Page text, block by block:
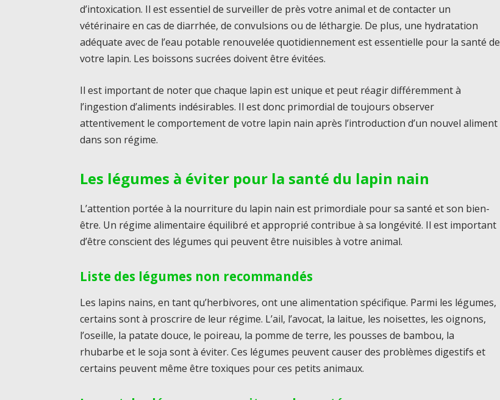
d’intoxication. Il est essentiel de surveiller de près votre animal et de contacter un
vétérinaire en cas de diarrhée, de convulsions ou de léthargie. De plus, une hydratation
adéquate avec de l’eau potable renouvelée quotidiennement est essentielle pour la santé de
votre lapin. Les boissons sucrées doivent être évitées.
Il est important de noter que chaque lapin est unique et peut réagir différemment à
l’ingestion d’aliments indésirables. Il est donc primordial de toujours observer
attentivement le comportement de votre lapin nain après l’introduction d’un nouvel aliment
dans son régime.
Les légumes à éviter pour la santé du lapin nain
L’attention portée à la nourriture du lapin nain est primordiale pour sa santé et son bien-
être. Un régime alimentaire équilibré et approprié contribue à sa longévité. Il est important
d’être conscient des légumes qui peuvent être nuisibles à votre animal.
Liste des légumes non recommandés
Les lapins nains, en tant qu’herbivores, ont une alimentation spécifique. Parmi les légumes,
certains sont à proscrire de leur régime. L’ail, l’avocat, la laitue, les noisettes, les oignons,
l’oseille, la patate douce, le poireau, la pomme de terre, les pousses de bambou, la
rhubarbe et le soja sont à éviter. Ces légumes peuvent causer des problèmes digestifs et
certains peuvent même être toxiques pour ces petits animaux.